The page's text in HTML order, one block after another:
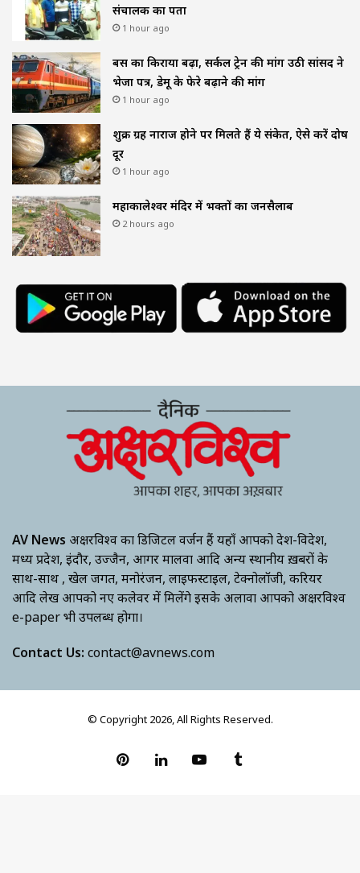
संचालक का पता
1 hour ago
बस का किराया बढ़ा, सर्कल ट्रेन की मांग उठी सांसद ने
भेजा पत्र, डेमू के फेरे बढ़ाने की मांग
1 hour ago
शुक्र ग्रह नाराज होने पर मिलते हैं ये संकेत, ऐसे करें दोष
दूर
1 hour ago
महाकालेश्वर मंदिर में भक्तों का जनसैलाब
2 hours ago
AV News अक्षरविश्व का डिजिटल वर्जन हैं यहाँ आपको देश-विदेश,
मध्य प्रदेश, इंदौर, उज्जैन, आगर मालवा आदि अन्य स्थानीय ख़बरों के
साथ-साथ , खेल जगत, मनोरंजन, लाइफस्टाइल, टेक्नोलॉजी, करियर
आदि लेख आपको नए कलेवर में मिलेंगे इसके अलावा आपको अक्षरविश्व
e-paper भी उपलब्ध होगा।
Contact Us: contact@avnews.com
© Copyright 2026, All Rights Reserved.
PinterestLinkedInYouTubeTumblr